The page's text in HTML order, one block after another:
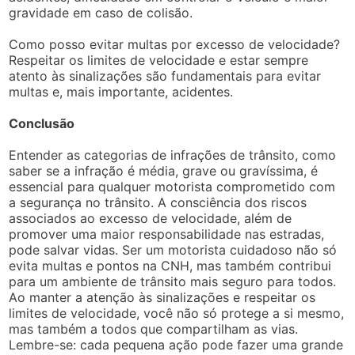
gravidade em caso de colisão.
Como posso evitar multas por excesso de velocidade?
Respeitar os limites de velocidade e estar sempre
atento às sinalizações são fundamentais para evitar
multas e, mais importante, acidentes.
Conclusão
Entender as categorias de infrações de trânsito, como
saber se a infração é média, grave ou gravíssima, é
essencial para qualquer motorista comprometido com
a segurança no trânsito. A consciência dos riscos
associados ao excesso de velocidade, além de
promover uma maior responsabilidade nas estradas,
pode salvar vidas. Ser um motorista cuidadoso não só
evita multas e pontos na CNH, mas também contribui
para um ambiente de trânsito mais seguro para todos.
Ao manter a atenção às sinalizações e respeitar os
limites de velocidade, você não só protege a si mesmo,
mas também a todos que compartilham as vias.
Lembre-se: cada pequena ação pode fazer uma grande